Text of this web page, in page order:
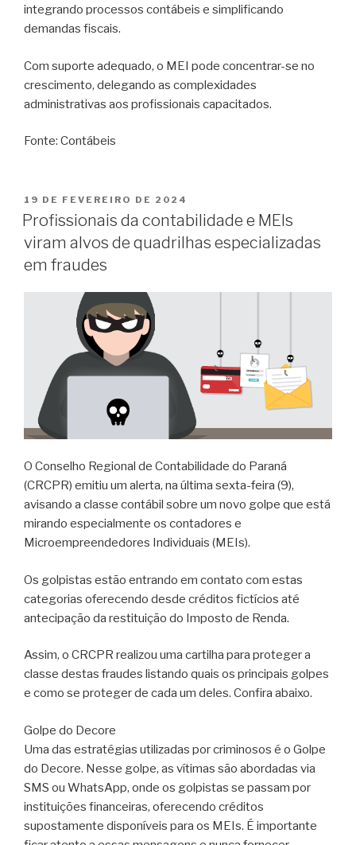
integrando processos contábeis e simplificando
demandas fiscais.
Com suporte adequado, o MEI pode concentrar-se no
crescimento, delegando as complexidades
administrativas aos profissionais capacitados.
Fonte: Contábeis
19 DE FEVEREIRO DE 2024
Profissionais da contabilidade e MEIs
viram alvos de quadrilhas especializadas
em fraudes
O Conselho Regional de Contabilidade do Paraná
(CRCPR) emitiu um alerta, na última sexta-feira (9),
avisando a classe contábil sobre um novo golpe que está
mirando especialmente os contadores e
Microempreendedores Individuais (MEIs).
Os golpistas estão entrando em contato com estas
categorias oferecendo desde créditos fictícios até
antecipação da restituição do Imposto de Renda.
Assim, o CRCPR realizou uma cartilha para proteger a
classe destas fraudes listando quais os principais golpes
e como se proteger de cada um deles. Confira abaixo.
Golpe do Decore
Uma das estratégias utilizadas por criminosos é o Golpe
do Decore. Nesse golpe, as vítimas são abordadas via
SMS ou WhatsApp, onde os golpistas se passam por
instituições financeiras, oferecendo créditos
supostamente disponíveis para os MEIs. É importante